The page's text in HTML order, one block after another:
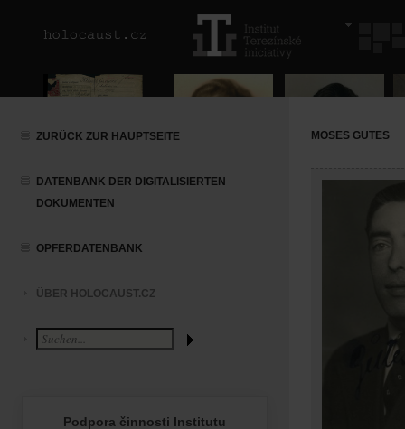
ZURÜCK ZUR HAUPTSEITE
DATENBANK DER DIGITALISIERTEN
DOKUMENTEN
OPFERDATENBANK
ÜBER HOLOCAUST.CZ
MOSES GUTES